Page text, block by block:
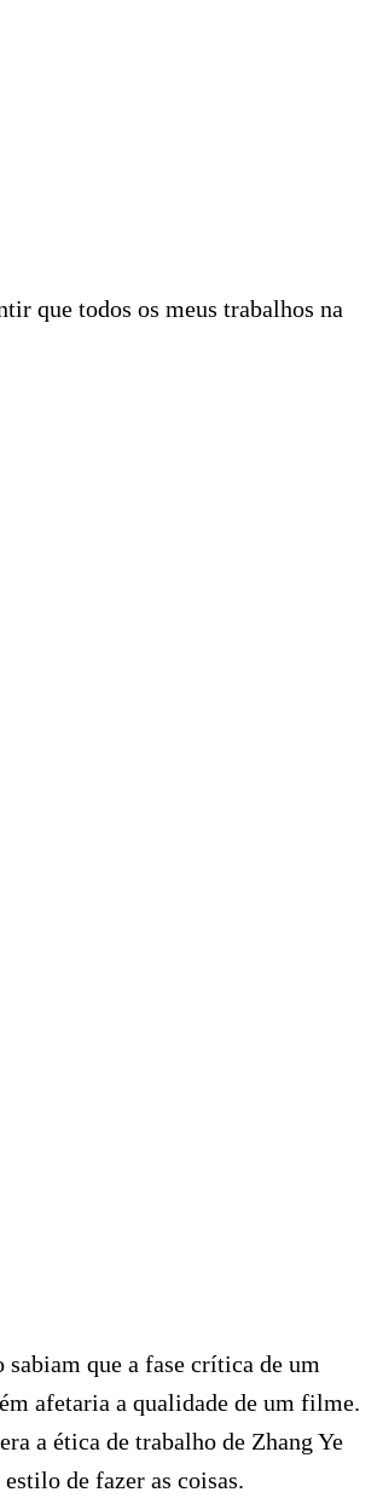
que todos os meus trabalhos na
que a fase crítica de um
afetaria a qualidade de um filme.
a ética de trabalho de Zhang Ye
de fazer as coisas.